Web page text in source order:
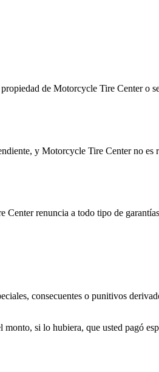
de Motorcycle Tire Center o
y Motorcycle Tire Center no es
renuncia a todo tipo de
consecuentes o punitivos
si lo hubiera, que usted pagó